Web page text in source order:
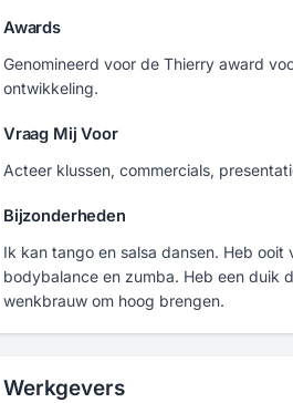
Awards
Genomineerd voor de Thierry award
ontwikkeling.
Vraag Mij Voor
Acteer klussen, commercials,
Bijzonderheden
Ik kan tango en salsa dansen. Heb
bodybalance en zumba. Heb een duik
wenkbrauw om hoog brengen.
Werkgevers